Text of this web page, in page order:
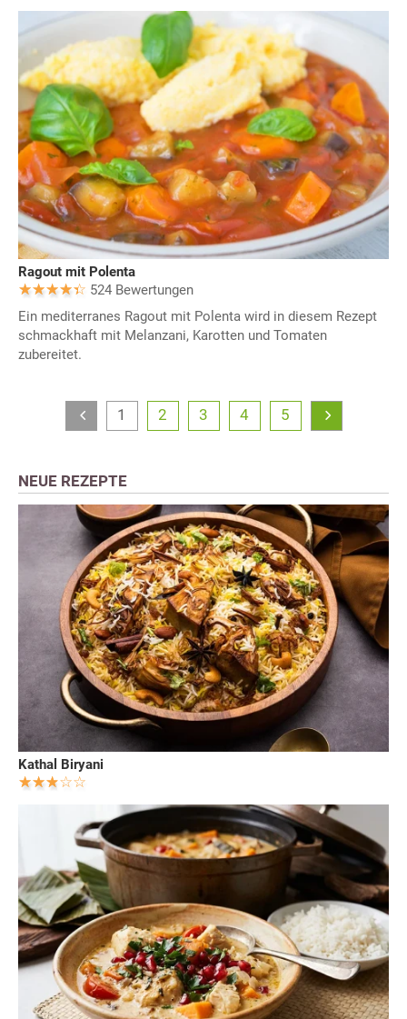
Ragout mit Polenta
524 Bewertungen
Ein mediterranes Ragout mit Polenta wird in diesem Rezept
schmackhaft mit Melanzani, Karotten und Tomaten
zubereitet.
1 2 3 4 5
NEUE REZEPTE
Kathal Biryani